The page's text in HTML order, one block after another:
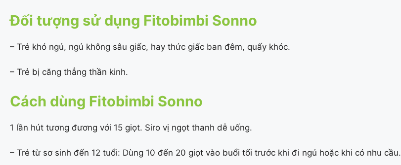
Đối tượng sử dụng Fitobimbi Sonno
– Trẻ khó ngủ, ngủ không sâu giấc, hay thức giấc ban đêm, quấy khóc.
– Trẻ bị căng thẳng thần kinh.
Cách dùng Fitobimbi Sonno
1 lần hút tương đương với 15 giọt. Siro vị ngọt thanh dễ uống.
– Trẻ từ sơ sinh đến 12 tuổi: Dùng 10 đến 20 giọt vào buổi tối trước khi đi ngủ hoặc khi có nhu cầu.